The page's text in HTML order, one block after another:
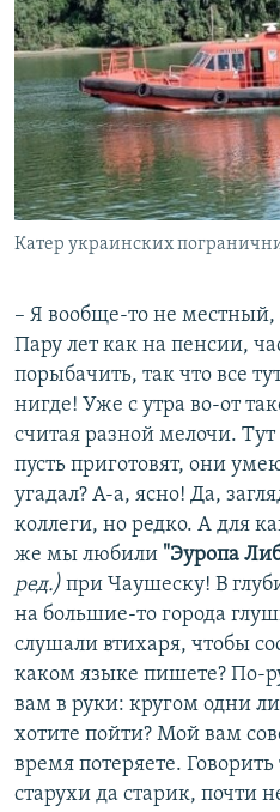
Катер украинских
– Я вообще-то не
Пару лет как на пенсии,
порыбачить, так что все
нигде! Уже с утра во-от
считая разной мелочи.
пусть приготовят, они
угадал? А-а, ясно! Да,
коллеги, но редко. А для
же мы любили "Эуропа
ред.) при Чаушеску! В
на большие-то города
слушали втихаря, чтобы
каком языке пишете? По-
вам в руки: кругом одни
хотите пойти? Мой вам
время потеряете.
старухи да старик, почти